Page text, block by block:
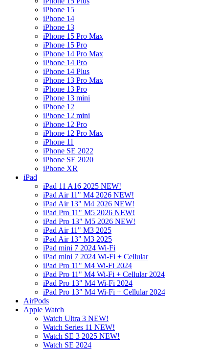
iPhone 15
iPhone 14
iPhone 13
iPhone 15 Pro Max
iPhone 15 Pro
iPhone 14 Pro Max
iPhone 14 Pro
iPhone 14 Plus
iPhone 13 Pro Max
iPhone 13 Pro
iPhone 13 mini
iPhone 12
iPhone 12 mini
iPhone 12 Pro
iPhone 12 Pro Max
iPhone 11
iPhone SE 2022
iPhone SE 2020
iPhone XR
iPad
iPad 11 A16 2025 NEW!
iPad Air 11" M4 2026 NEW!
iPad Air 13" M4 2026 NEW!
iPad Pro 11" M5 2026 NEW!
iPad Pro 13" M5 2026 NEW!
iPad Air 11" M3 2025
iPad Air 13" M3 2025
iPad mini 7 2024 Wi-Fi
iPad mini 7 2024 Wi-Fi + Cellular
iPad Pro 11" M4 Wi-Fi 2024
iPad Pro 11" M4 Wi-Fi + Cellular 2024
iPad Pro 13" M4 Wi-Fi 2024
iPad Pro 13" M4 Wi-Fi + Cellular 2024
AirPods
Apple Watch
Watch Ultra 3 NEW!
Watch Series 11 NEW!
Watch SE 3 2025 NEW!
Watch SE 2024